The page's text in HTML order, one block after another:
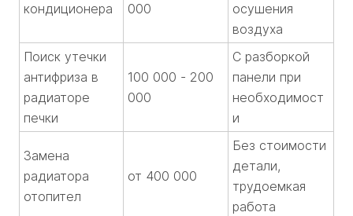
кондиционера
000
осушения
воздуха
Поиск утечки
антифриза в
радиаторе
печки
100 000 - 200
000
С разборкой
панели при
необходимост
и
Замена
радиатора
отопител
от 400 000
Без стоимости
детали,
трудоемкая
работа